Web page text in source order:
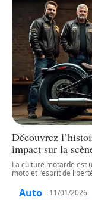
Découvrez
impact sur la
La culture motarde est
moto et l’esprit de
Auto 11/01/2026